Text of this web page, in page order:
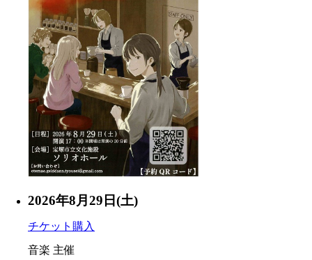
2026年8月29日(土)
チケット購入
音楽 主催